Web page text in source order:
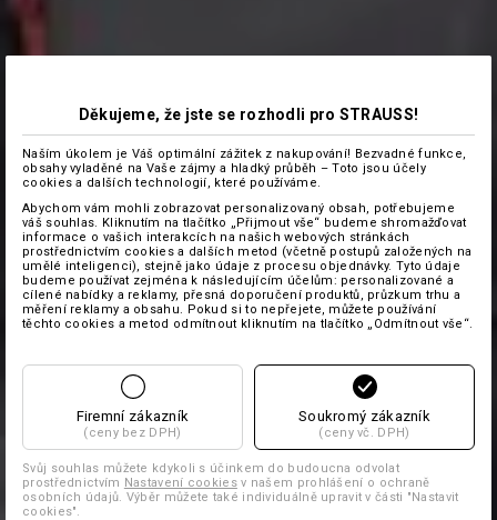
Děkujeme, že jste se rozhodli pro STRAUSS!
Naším úkolem je Váš optimální zážitek z nakupování! Bezvadné funkce,
obsahy vyladěné na Vaše zájmy a hladký průběh – Toto jsou účely
cookies a dalších technologií, které používáme.
Abychom vám mohli zobrazovat personalizovaný obsah, potřebujeme
váš souhlas. Kliknutím na tlačítko „Přijmout vše“ budeme shromažďovat
informace o vašich interakcích na našich webových stránkách
prostřednictvím cookies a dalších metod (včetně postupů založených na
umělé inteligenci), stejně jako údaje z procesu objednávky. Tyto údaje
budeme používat zejména k následujícím účelům: personalizované a
cílené nabídky a reklamy, přesná doporučení produktů, průzkum trhu a
měření reklamy a obsahu. Pokud si to nepřejete, můžete používání
těchto cookies a metod odmítnout kliknutím na tlačítko „Odmítnout vše“.
Firemní zákazník
(ceny bez DPH)
Soukromý zákazník
(ceny vč. DPH)
Svůj souhlas můžete kdykoli s účinkem do budoucna odvolat
prostřednictvím Nastavení cookiesv našem prohlášení o ochraně
osobních údajů. Výběr můžete také individuálně upravit v části "Nastavit
cookies".